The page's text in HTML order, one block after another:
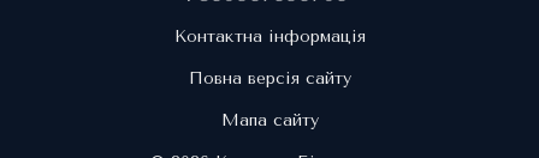
Контактна інформація
Повна версія сайту
Мапа сайту